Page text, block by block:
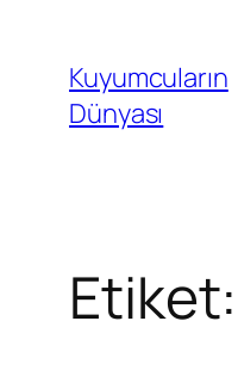
Kuyumcuların
Dünyası
Etiket: